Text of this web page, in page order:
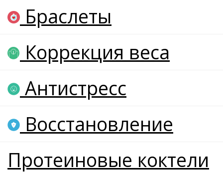
Браслеты
Коррекция веса
Антистресс
Восстановление
Протеиновые коктели